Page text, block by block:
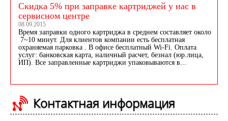
Скидка 5% при заправке картриджей у нас в
сервисном центре
08.09.2015
Время заправки одного картриджа в среднем составляет около
7~10 минут. Для клиентов компании есть бесплатная
охраняемая парковка . В офисе бесплатный Wi-Fi. Оплата
услуг: банковская карта, наличный расчет, безнал (юр.лица,
ИП). Все заправленные картриджи упаковываются в...
Контактная информация